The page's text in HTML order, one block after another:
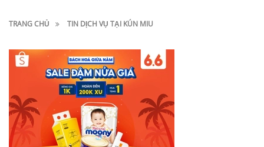
TRANG CHỦ TIN DỊCH VỤ TẠI KÚN MIU